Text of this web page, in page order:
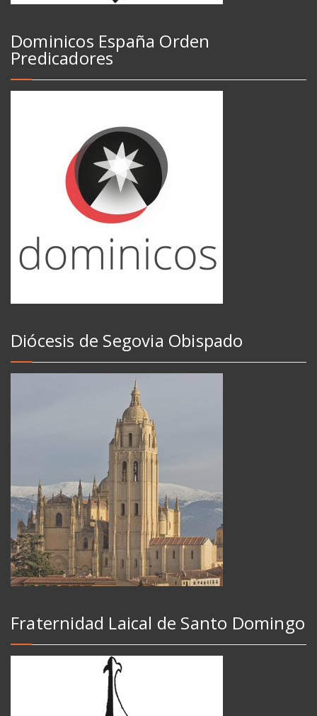
Dominicos España Orden
Predicadores
Diócesis de Segovia Obispado
Fraternidad Laical de Santo Domingo